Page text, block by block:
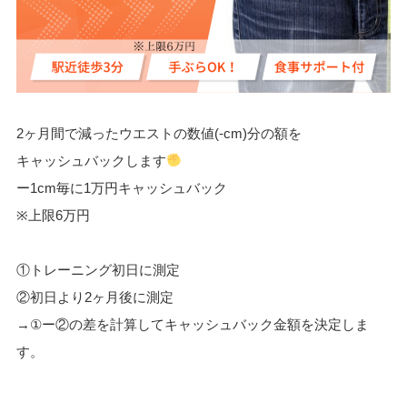
2ヶ月間で減ったウエストの数値(-cm)分の額を
キャッシュバックします
ー1cm毎に1万円キャッシュバック
※上限6万円
①トレーニング初日に測定
②初日より2ヶ月後に測定
→①ー②の差を計算してキャッシュバック金額を決定しま
す。